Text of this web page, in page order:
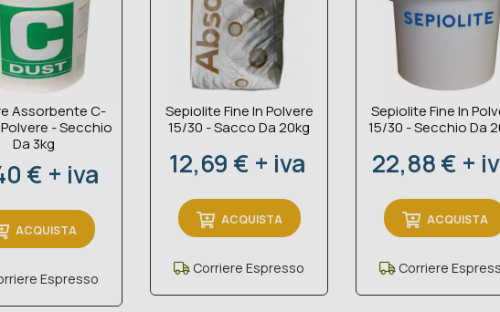
Assorbente C-
- Secchio
Da 3kg
€ + iva
ACQUISTA
Espresso
Sepiolite Fine In Polvere
15/30 - Sacco Da 20kg
Prezzo
12,69 € + iva
ACQUISTA
Corriere Espresso
Sepiolite Fine In
15/30 - Secchio Da
Prezzo
22,88 € +
ACQUISTA
Corriere